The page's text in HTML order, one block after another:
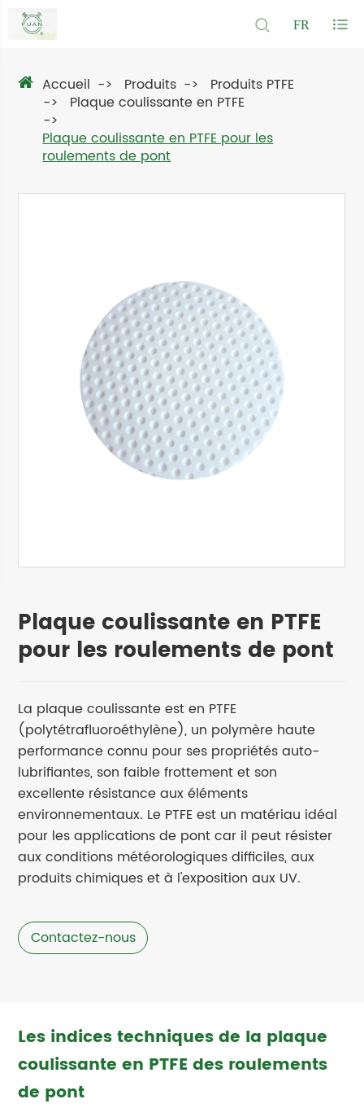
FR
Accueil Produits
Produits PTFE
Plaque coulissante en PTFE
Plaque coulissante en PTFE pour les
roulements de pont
Plaque coulissante en PTFE
pour les roulements de pont
La plaque coulissante est en PTFE
(polytétrafluoroéthylène), un polymère haute
performance connu pour ses propriétés auto-
lubrifiantes, son faible frottement et son
excellente résistance aux éléments
environnementaux. Le PTFE est un matériau idéal
pour les applications de pont car il peut résister
aux conditions météorologiques difficiles, aux
produits chimiques et à l'exposition aux UV.
Contactez-nous
Les indices techniques de la plaque
coulissante en PTFE des roulements
de pont